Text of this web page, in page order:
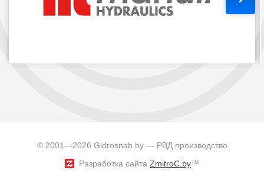
© 2001—2026 Gidrosnab.by — РВД производство
Разработка сайта ZmitroC.by™